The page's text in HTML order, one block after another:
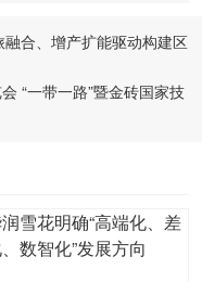
合、增产扩能驱动构建区
“一带一路”暨金砖国家技